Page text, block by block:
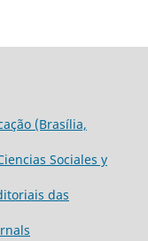
(Brasília,
Sociales y
das